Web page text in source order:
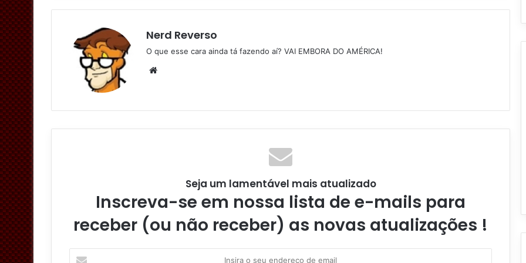
Nerd Reverso
O que esse cara ainda tá fazendo aí? VAI EMBORA DO AMÉRICA!
s
i
Seja um lamentável mais atualizado
Inscreva-se em nossa lista de e-mails para
receber (ou não receber) as novas atualizações !